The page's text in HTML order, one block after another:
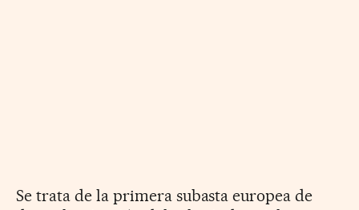
Se trata de la primera subasta europea de